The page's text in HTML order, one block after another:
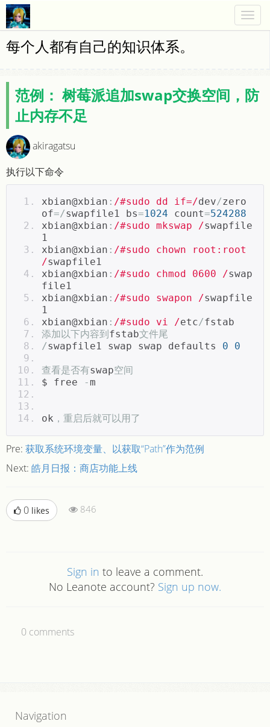
每个人都有自己的知识体系。
范例： 树莓派追加swap交换空间，防
止内存不足
akiragatsu
执行以下命令
xbian@xbian : /#sudo dd if=/dev/zero
of=/swapfile1 bs=1024 count=524288
xbian@xbian : /#sudo mkswap /swapfile
1
xbian@xbian : /#sudo chown root:root
/swapfile1
xbian@xbian : /#sudo chmod 0600 /swap
file1
xbian@xbian : /#sudo swapon /swapfile
1
xbian@xbian : /#sudo vi /etc/fstab
添加以下内容到fstab文件尾
/swapfile1 swap swap defaults 0 0
查看是否有swap空间
$ free
-m
ok ，重启后就可以用了
Pre: 获取系统环境变量、以获取“Path”作为范例
Next: 皓月日报：商店功能上线
0 likes 846
Sign in to leave a comment.
No Leanote account? Sign up now.
0 comments
Navigation